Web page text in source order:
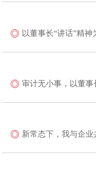
以董事长“讲话”精神为旗帜 全面落
审计无小事，以董事长“讲话”精神
新常态下，我与企业